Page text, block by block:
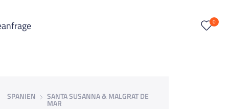
0
SPANIEN SANTA SUSANNA & MALGRAT DE
MAR